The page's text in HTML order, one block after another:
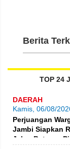
Berita
TOP 24
DAERAH
Kamis, 06/08/
Perjuangan
Jambi Siapkan
Jalan